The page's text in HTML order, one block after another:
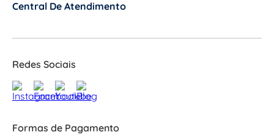
Central De Atendimento
Redes Sociais
Formas de Pagamento